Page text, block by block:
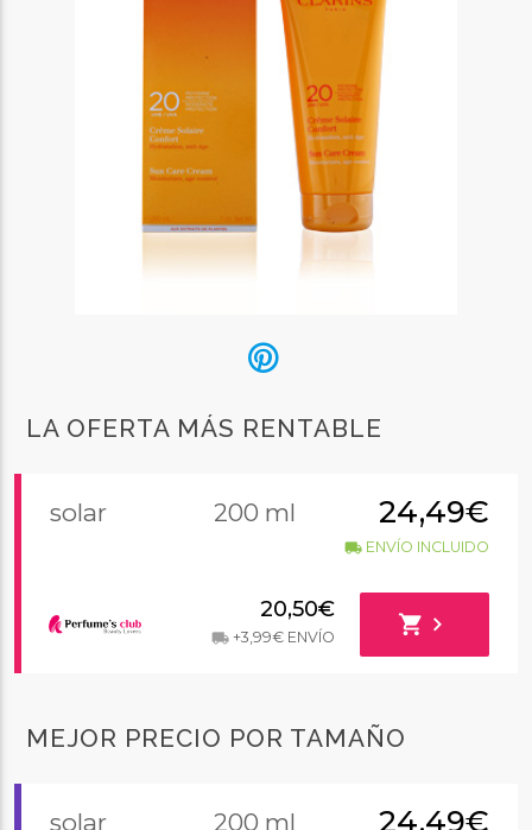
LA OFERTA MÁS RENTABLE
solar 200 ml 24,49€
local_shippingENVÍO INCLUIDO
20,50€
local_shipping+3,99€ ENVÍO shopping_cart chevron_right
MEJOR PRECIO POR TAMAÑO
solar 200 ml 24,49€